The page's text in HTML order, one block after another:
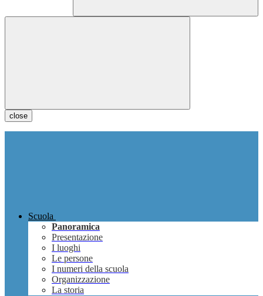
close
Scuola
Panoramica
Presentazione
I luoghi
Le persone
I numeri della scuola
Organizzazione
La storia